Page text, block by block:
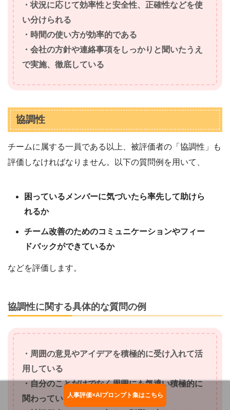
・状況に応じて効率性と安全性、正確性などを使
い分けられる
・時間の使い方が効率的である
・会社の方針や連絡事項をしっかりと聞いたうえ
で実施、徹底している
協調性
チームに属する一員である以上、被評価者の「協調性」も
評価しなければなりません。以下の質問例を用いて、
困っているメンバーに気づいたら率先して助けら
れるか
チーム改善のためのコミュニケーションやフィー
ドバックができているか
などを評価します。
協調性に関する具体的な質問の例
・周囲の意見やアイデアを積極的に受け入れて活
用している
・自分のことだけでなく周囲にも気遣い積極的に
関わっている
お役立ち資料ダウンロード
人事評価×AIプロンプト集はこちら